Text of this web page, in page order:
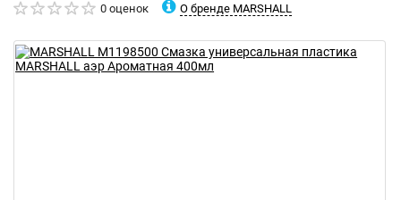
0 оценок О бренде MARSHALL